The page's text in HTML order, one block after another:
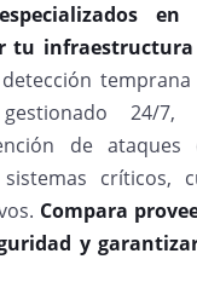
tu
24/
de
críticos,
Compara
y